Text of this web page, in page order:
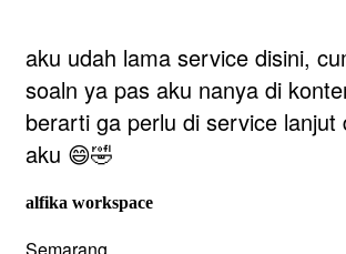
aku udah lama service disini,
soaln ya pas aku nanya di
berarti ga perlu di service
aku 😄🤣
alfika workspace